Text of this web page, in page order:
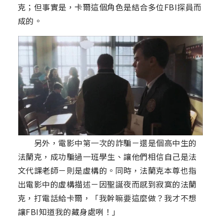
克；但事實是，卡爾這個角色是結合多位FBI探員而
成的。
另外，電影中第一次的詐騙－還是個高中生的
法蘭克，成功騙過一班學生、讓他們相信自己是法
文代課老師－則是虛構的。同時，法蘭克本尊也指
出電影中的虛構描述－因聖誕夜而感到寂寞的法蘭
克，打電話給卡爾，「我幹嘛要這麼做？我才不想
讓FBI知道我的藏身處咧！」